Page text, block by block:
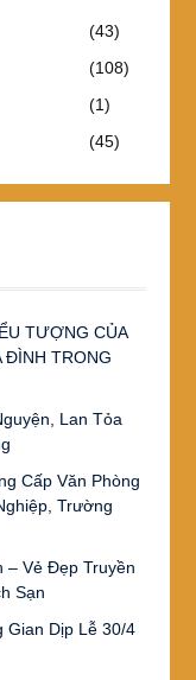
(43)
(108)
(1)
(45)
TƯỢNG CỦA
ĐÌNH TRONG
Lan Tỏa
Cấp Văn Phòng
Trường
– Vẻ Đẹp Truyền
Sạn
Gian Dịp Lễ 30/4